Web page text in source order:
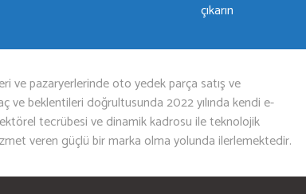
çıkarın
ve pazaryerlerinde oto yedek parça satış ve
ve beklentileri doğrultusunda 2022 yılında kendi e-
tecrübesi ve dinamik kadrosu ile teknolojik
veren güçlü bir marka olma yolunda ilerlemektedir.